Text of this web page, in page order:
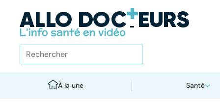
À la une Santé